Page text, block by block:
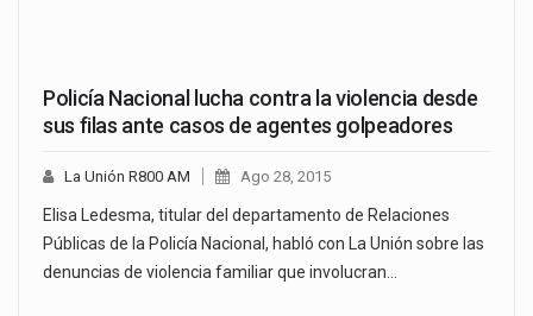
Policía Nacional lucha contra la violencia desde
sus filas ante casos de agentes golpeadores
La Unión R800 AM Ago 28, 2015
Elisa Ledesma, titular del departamento de Relaciones
Públicas de la Policía Nacional, habló con La Unión sobre las
denuncias de violencia familiar que involucran…